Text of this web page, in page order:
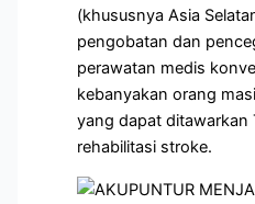
(khususnya Asia
pengobatan dan
perawatan medis
kebanyakan orang
yang dapat ditawarkan
rehabilitasi stroke.